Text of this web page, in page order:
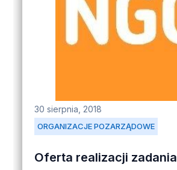
ORGANIZACJE POZARZĄDOWE
30 sierpnia, 2018
Oferta realizacji zadania